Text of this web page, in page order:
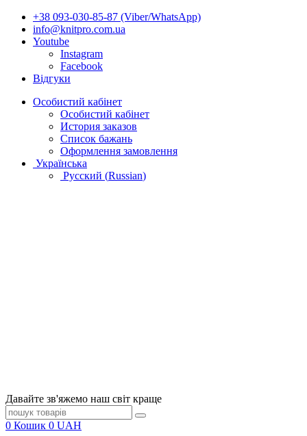
+38 093-030-85-87 (Viber/WhatsApp)
info@knitpro.com.ua
Youtube
Instagram
Facebook
Відгуки
Особистий кабінет
Особистий кабінет
История заказов
Список бажань
Оформлення замовлення
Українська
Русский (Russian)
Давайте зв'яжемо наш світ краще
0 Кошик 0 UAH